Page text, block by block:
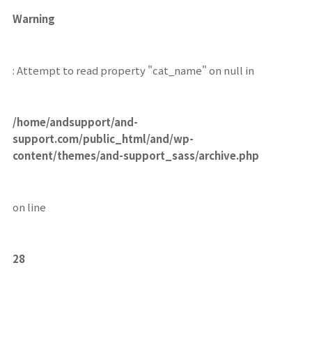
Warning
: Attempt to read property "cat_name" on null in
/home/andsupport/and-
support.com/public_html/and/wp-
content/themes/and-support_sass/archive.php
on line
28